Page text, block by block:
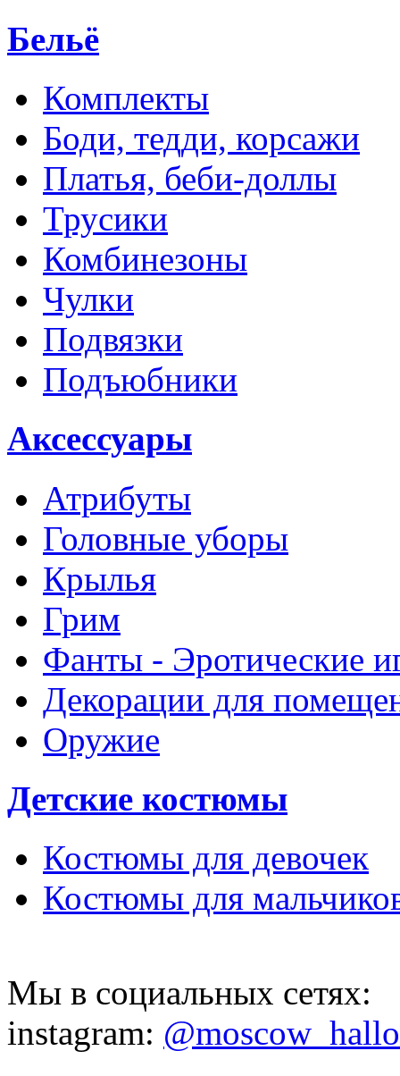
Бельё
Комплекты
Боди, тедди, корсажи
Платья, беби-доллы
Трусики
Комбинезоны
Чулки
Подвязки
Подъюбники
Аксессуары
Атрибуты
Головные уборы
Крылья
Грим
Фанты - Эротические
Декорации для
Оружие
Детские костюмы
Костюмы для девочек
Костюмы для
Мы в социальных сетях:
instagram: